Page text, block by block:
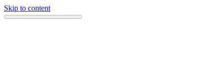
Skip to content